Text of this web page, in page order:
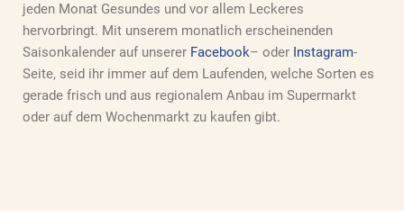
jeden Monat Gesundes und vor allem Leckeres
hervorbringt. Mit unserem monatlich erscheinenden
Saisonkalender auf unserer Facebook– oder Instagram-
Seite, seid ihr immer auf dem Laufenden, welche Sorten es
gerade frisch und aus regionalem Anbau im Supermarkt
oder auf dem Wochenmarkt zu kaufen gibt.